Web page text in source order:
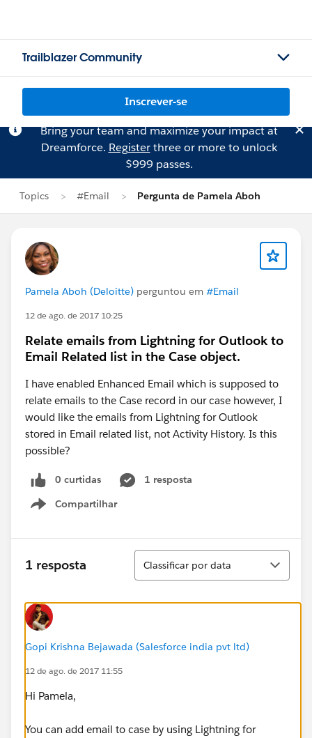
Trailblazer Community
Inscrever-se
Bring your team and maximize your impact at
Dreamforce. Registerthree or more to unlock
$999 passes.
Topics #Email Pergunta de Pamela Aboh
Pamela Aboh (Deloitte) perguntou em #Email
12 de ago. de 2017 10:25
Relate emails from Lightning for Outlook to
Email Related list in the Case object.
I have enabled Enhanced Email which is supposed to
relate emails to the Case record in our case however, I
would like the emails from Lightning for Outlook
stored in Email related list, not Activity History. Is this
possible?
0 curtidas
1 resposta
Compartilhar
Show menu
1 resposta
Classificar
Classificar por data
Gopi Krishna Bejawada (Salesforce india pvt ltd)
12 de ago. de 2017 11:55
Hi Pamela,
You can add email to case by using Lightning for